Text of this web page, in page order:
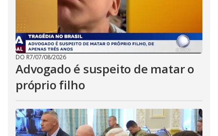
DO R7/07/08/2026
Advogado é suspeito de matar o
próprio filho